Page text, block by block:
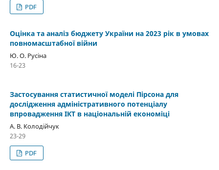
PDF
Оцінка та аналіз бюджету України на 2023 рік в умовах
повномасштабної війни
Ю. О. Русіна
16-23
Застосування статистичної моделі Пірсона для
дослідження адміністративного потенціалу
впровадження ІКТ в національній економіці
А. В. Колодійчук
23-29
PDF